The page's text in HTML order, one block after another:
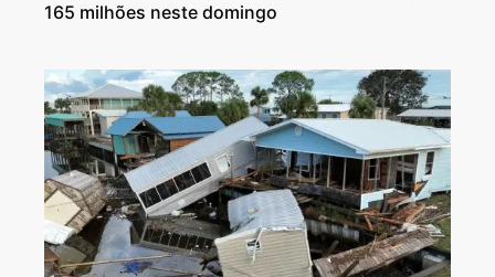
165 milhões neste domingo